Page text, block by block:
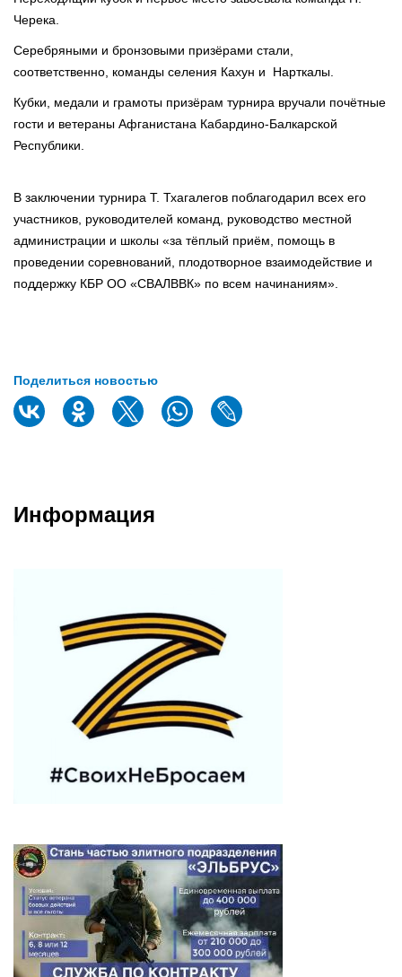
Черека.
Серебряными и бронзовыми призёрами стали,
соответственно, команды селения Кахун и Нарткалы.
Кубки, медали и грамоты призёрам турнира вручали почётные
гости и ветераны Афганистана Кабардино-Балкарской
Республики.
В заключении турнира Т. Тхагалегов поблагодарил всех его
участников, руководителей команд, руководство местной
администрации и школы «за тёплый приём, помощь в
проведении соревнований, плодотворное взаимодействие и
поддержку КБР ОО «СВАЛВВК» по всем начинаниям».
Поделиться новостью
Информация